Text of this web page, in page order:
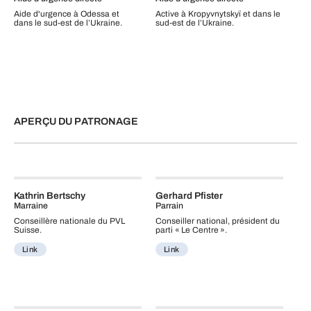
Aide d'urgence à Odessa et
dans le sud-est de l’Ukraine.
Active à Kropyvnytskyï et dans le
sud‑est de l’Ukraine.
APERÇU DU PATRONAGE
Kathrin Bertschy
Marraine
Conseillère nationale du PVL
Suisse.
Link
Gerhard Pfister
Parrain
Conseiller national, président du
parti « Le Centre ».
Link